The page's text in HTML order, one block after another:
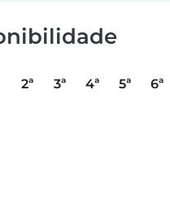
2ª 3ª 4ª 5ª 6ª